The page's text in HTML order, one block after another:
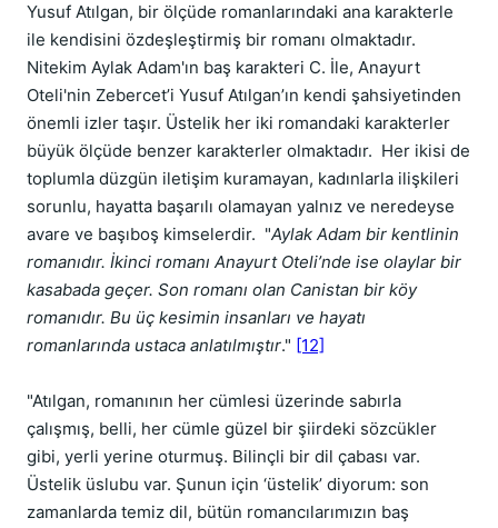
Yusuf Atılgan, bir ölçüde romanlarındaki ana karakterle
ile kendisini özdeşleştirmiş bir romanı olmaktadır.
Nitekim Aylak Adam'ın baş karakteri C. İle, Anayurt
Oteli'nin Zebercet’i Yusuf Atılgan’ın kendi şahsiyetinden
önemli izler taşır. Üstelik her iki romandaki karakterler
büyük ölçüde benzer karakterler olmaktadır. Her ikisi de
toplumla düzgün iletişim kuramayan, kadınlarla ilişkileri
sorunlu, hayatta başarılı olamayan yalnız ve neredeyse
avare ve başıboş kimselerdir. "Aylak Adam bir kentlinin
romanıdır. İkinci romanı Anayurt Oteli’nde ise olaylar bir
kasabada geçer. Son romanı olan Canistan bir köy
romanıdır. Bu üç kesimin insanları ve hayatı
romanlarında ustaca anlatılmıştır." [12]
"Atılgan, romanının her cümlesi üzerinde sabırla
çalışmış, belli, her cümle güzel bir şiirdeki sözcükler
gibi, yerli yerine oturmuş. Bilinçli bir dil çabası var.
Üstelik üslubu var. Şunun için ‘üstelik’ diyorum: son
zamanlarda temiz dil, bütün romancılarımızın baş